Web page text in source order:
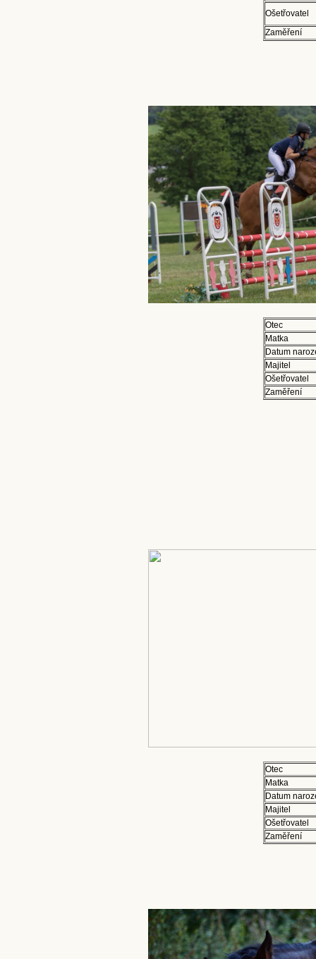
Ošetřovatel
Zaměření
Otec
Matka
Datum
Majitel
Ošetřovatel
Zaměření
Otec
Matka
Datum
Majitel
Ošetřovatel
Zaměření